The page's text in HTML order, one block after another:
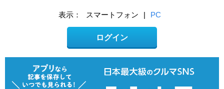
表示： スマートフォン | PC
ログイン